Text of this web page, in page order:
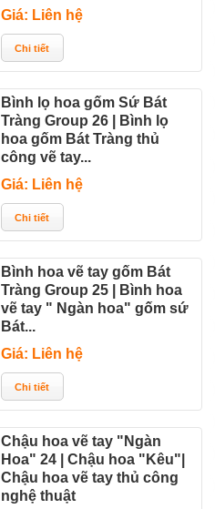
Giá: Liên hệ
Bình lọ hoa gốm Sứ Bát
Tràng Group 26 | Bình lọ
hoa gốm Bát Tràng thủ
công vẽ tay...
Giá: Liên hệ
Bình hoa vẽ tay gốm Bát
Tràng Group 25 | Bình hoa
vẽ tay " Ngàn hoa" gốm sứ
Bát...
Giá: Liên hệ
Chậu hoa vẽ tay "Ngàn
Hoa" 24 | Chậu hoa "Kêu"|
Chậu hoa vẽ tay thủ công
nghệ thuật